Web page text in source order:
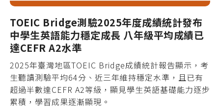
TOEIC Bridge測驗2025年度成績統計發布
中學生英語能力穩定成長 八年級平均成績已
達CEFR A2水準
2025年臺灣地區TOEIC Bridge成績統計報告顯示，考
生聽讀測驗平均64分、近三年維持穩定水準，且已有
超過半數達CEFR A2等級，顯見學生英語基礎能力逐步
累積，學習成果逐漸顯現。